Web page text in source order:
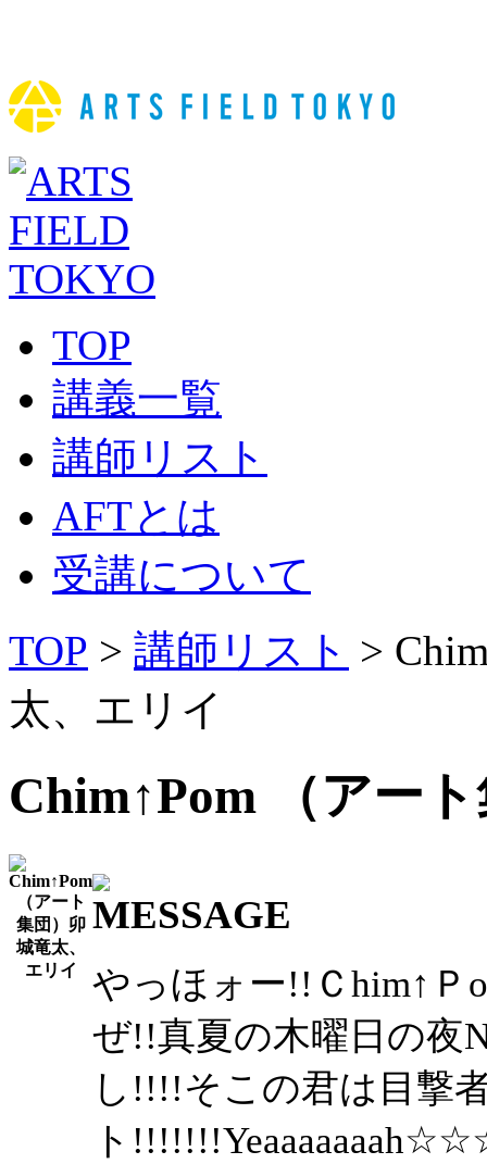
TOP
講義一覧
講師リスト
AFTとは
受講について
TOP > 講師リスト >
太、エリイ
Chim↑Pom （アー
やっほォー!!Ｃhim↑Ｐ
ぜ!!真夏の木曜日の夜
し!!!!そこの君は目撃
ト